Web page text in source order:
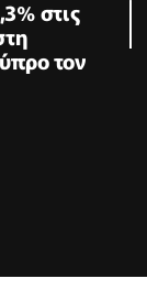
στις
τον